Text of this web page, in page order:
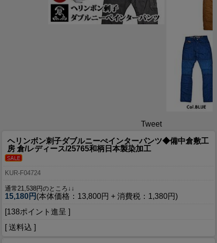
Tweet
ヘリンボン刺子ダブルニーぺインターパンツ◆備中倉敷工
房 倉/レディース/25765和柄日本製染加工
KUR-F04724
通常21,538円のところ↓↓
15,180円 (本体価格：13,800円 + 消費税：1,380円)
[138ポイント進呈 ]
[ 送料込 ]